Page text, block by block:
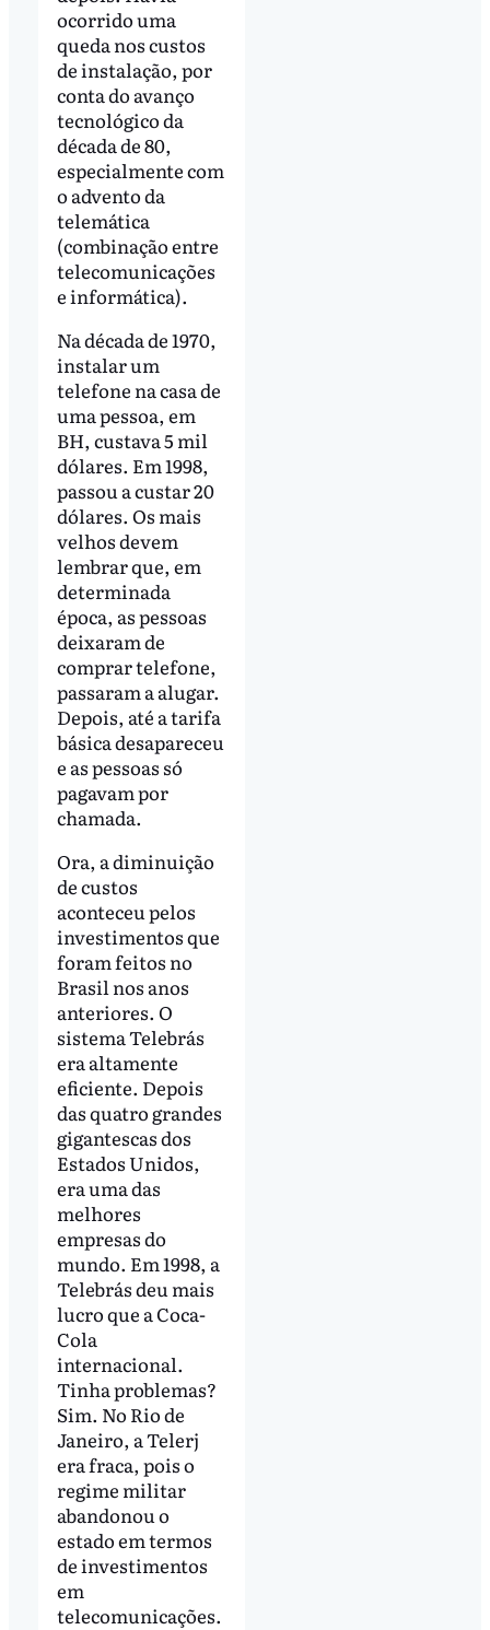
ocorrido uma
queda nos custos
de instalação, por
conta do avanço
tecnológico da
década de 80,
especialmente com
o advento da
telemática
(combinação entre
telecomunicações
e informática).
Na década de 1970,
instalar um
telefone na casa de
uma pessoa, em
BH, custava 5 mil
dólares. Em 1998,
passou a custar 20
dólares. Os mais
velhos devem
lembrar que, em
determinada
época, as pessoas
deixaram de
comprar telefone,
passaram a alugar.
Depois, até a tarifa
básica desapareceu
e as pessoas só
pagavam por
chamada.
Ora, a diminuição
de custos
aconteceu pelos
investimentos que
foram feitos no
Brasil nos anos
anteriores. O
sistema Telebrás
era altamente
eficiente. Depois
das quatro grandes
gigantescas dos
Estados Unidos,
era uma das
melhores
empresas do
mundo. Em 1998, a
Telebrás deu mais
lucro que a Coca-
Cola
internacional.
Tinha problemas?
Sim. No Rio de
Janeiro, a Telerj
era fraca, pois o
regime militar
abandonou o
estado em termos
de investimentos
em
telecomunicações.